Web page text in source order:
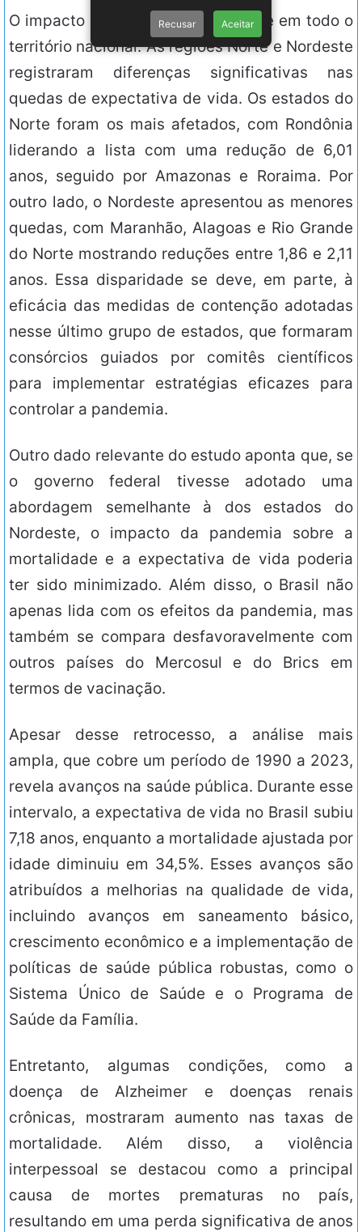
O impacto do vírus não foi uniforme em todo o
território nacional. As regiões Norte e Nordeste
registraram diferenças significativas nas
quedas de expectativa de vida. Os estados do
Norte foram os mais afetados, com Rondônia
liderando a lista com uma redução de 6,01
anos, seguido por Amazonas e Roraima. Por
outro lado, o Nordeste apresentou as menores
quedas, com Maranhão, Alagoas e Rio Grande
do Norte mostrando reduções entre 1,86 e 2,11
anos. Essa disparidade se deve, em parte, à
eficácia das medidas de contenção adotadas
nesse último grupo de estados, que formaram
consórcios guiados por comitês científicos
para implementar estratégias eficazes para
controlar a pandemia.
Outro dado relevante do estudo aponta que, se
o governo federal tivesse adotado uma
abordagem semelhante à dos estados do
Nordeste, o impacto da pandemia sobre a
mortalidade e a expectativa de vida poderia
ter sido minimizado. Além disso, o Brasil não
apenas lida com os efeitos da pandemia, mas
também se compara desfavoravelmente com
outros países do Mercosul e do Brics em
termos de vacinação.
Apesar desse retrocesso, a análise mais
ampla, que cobre um período de 1990 a 2023,
revela avanços na saúde pública. Durante esse
intervalo, a expectativa de vida no Brasil subiu
7,18 anos, enquanto a mortalidade ajustada por
idade diminuiu em 34,5%. Esses avanços são
atribuídos a melhorias na qualidade de vida,
incluindo avanços em saneamento básico,
crescimento econômico e a implementação de
políticas de saúde pública robustas, como o
Sistema Único de Saúde e o Programa de
Saúde da Família.
Entretanto, algumas condições, como a
doença de Alzheimer e doenças renais
crônicas, mostraram aumento nas taxas de
mortalidade. Além disso, a violência
interpessoal se destacou como a principal
causa de mortes prematuras no país,
resultando em uma perda significativa de anos
Recusar Aceitar